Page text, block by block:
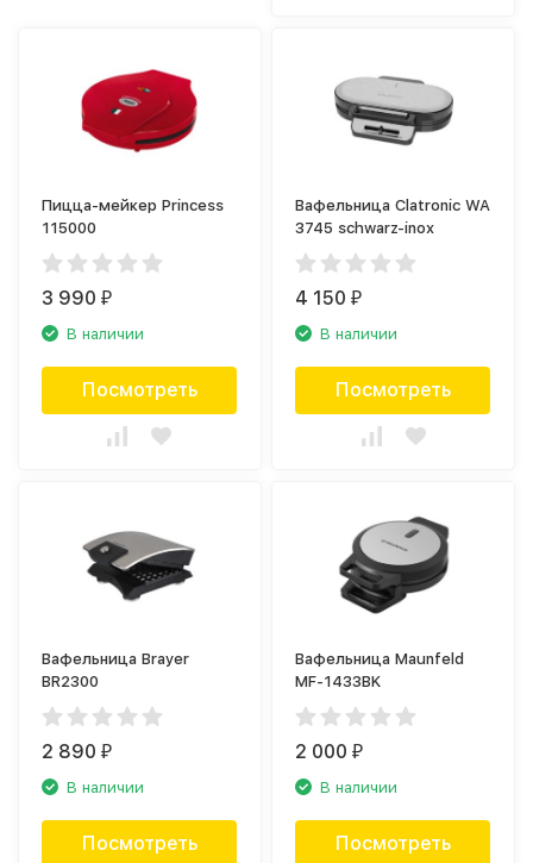
Пицца-мейкер Princess
115000
3 990₽
В наличии
Посмотреть
Вафельница Clatronic WA
3745 schwarz-inox
4 150₽
В наличии
Посмотреть
Вафельница Brayer
BR2300
2 890₽
В наличии
Посмотреть
Вафельница Maunfeld
MF-1433BK
2 000₽
В наличии
Посмотреть